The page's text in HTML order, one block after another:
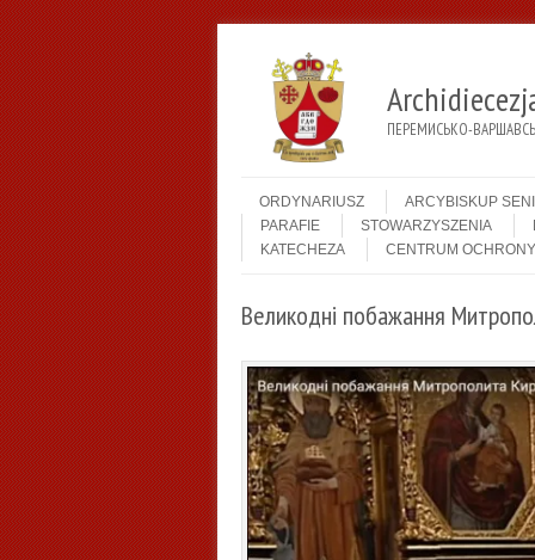
ПЕРЕМИСЬКО-
Menu
ORDYNARIUSZ
ARCYBISKUP
PARAFIE
STOWARZYSZENIA
KATECHEZA
CENTRUM
Великодні побажання